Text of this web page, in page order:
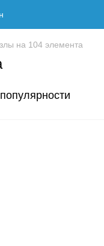
на 104 элемента